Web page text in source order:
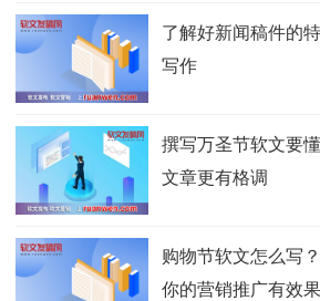
了解好新闻稿件的
写作
撰写万圣节软文要
文章更有格调
购物节软文怎么写
你的营销推广有效果